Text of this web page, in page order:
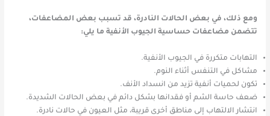
ومع ذلك، في بعض الحالات النادرة، قد تسبب بعض المضاعفات،
تتضمن مضاعفات حساسية الجيوب الأنفية ما يلي:
التهابات متكررة في الجيوب الأنفية.
مشاكل في التنفس أثناء النوم.
تكون لحميات أنفية تزيد من انسداد الأنف.
ضعف حاسة الشم أو فقدانها بشكل دائم في بعض الحالات الشديدة.
انتشار الالتهاب إلى مناطق أخرى قريبة، مثل العيون في حالات نادرة.